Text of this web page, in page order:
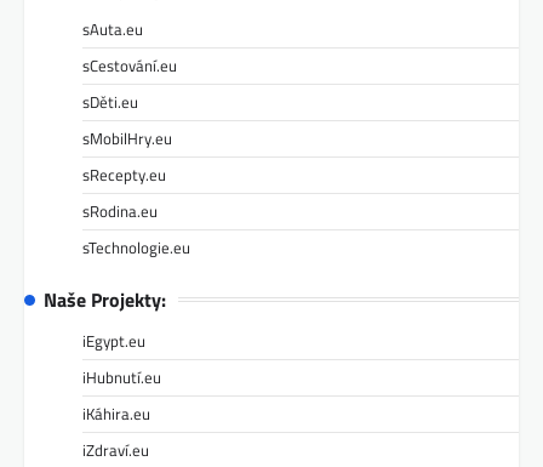
sAuta.eu
sCestování.eu
sDěti.eu
sMobilHry.eu
sRecepty.eu
sRodina.eu
sTechnologie.eu
Naše Projekty:
iEgypt.eu
iHubnutí.eu
iKáhira.eu
iZdraví.eu